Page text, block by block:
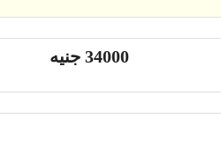
34000 جنيه